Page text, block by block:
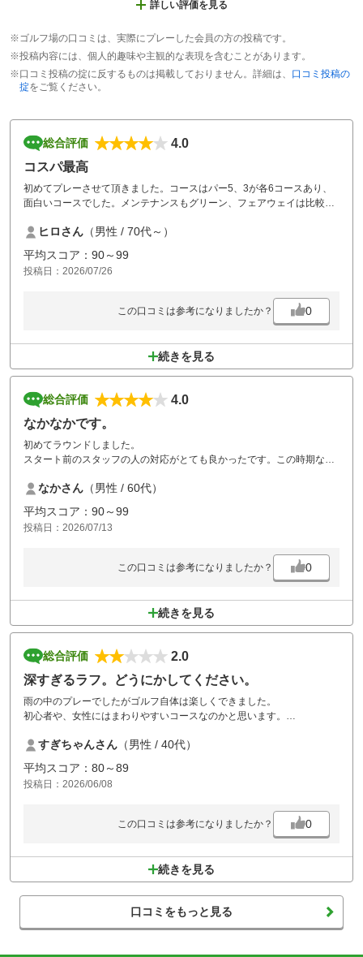
詳しい評価を見る
※ゴルフ場の口コミは、実際にプレーした会員の方の投稿です。
※投稿内容には、個人的趣味や主観的な表現を含むことがあります。
※口コミ投稿の掟に反するものは掲載しておりません。詳細は、 口コミ投稿の
掟をご覧ください。
総合評価
4.0
コスパ最高
初めてプレーさせて頂きました。コースはパー5、3が各6コースあり、
面白いコースでした。メンテナンスもグリーン、フェアウェイは比較的
じましたが、庶民的で気楽に回れるコースだと思います。このコースな
らコスパは良い方と思います。コース中の自販機に酒類しかなかったと
ころがあり、清涼飲料も入れてほしかったのでよろしくお願いします。
また、利用させて頂こうと思います。
ヒロさん （男性 / 70代～）
平均スコア：90～99
投稿日：2026/07/26
この口コミは参考になりましたか？ 0
続きを見る
総合評価
4.0
なかなかです。
初めてラウンドしました。
スタート前のスタッフの人の対応がとても良かったです。この時期なの
一緒に行ったメンバーもいいゴルフ場だと。
また、来たいと言っていました。
なかさん （男性 / 60代）
平均スコア：90～99
投稿日：2026/07/13
この口コミは参考になりましたか？ 0
続きを見る
総合評価
2.0
深すぎるラフ。どうにかしてください。
雨の中のプレーでしたがゴルフ自体は楽しくできました。
初心者や、女性にはまわりやすいコースなのかと思います。
海外のトーナメントコースかってくらい。今から刈り取るのかな？？
初心者や、女性には不向きと言うか打てないし、出せないと思います。
前の組の方がやたらとボール探しをしていて後ろから見ていたらイラっ
としましたが、実際にコースを回って見てなるほど…。
ラフに入ると間違いなくボールが見つかりません。それくらい深すぎ
けない状況はかなりイライラしたし、探す時間がかなり無駄でした。
プロでもないので全てをフェアウェイに乗せるのは無理です。あと、お
ご飯は美味しかったです。
すぎちゃんさん （男性 / 40代）
平均スコア：80～89
投稿日：2026/06/08
この口コミは参考になりましたか？ 0
続きを見る
口コミをもっと見る